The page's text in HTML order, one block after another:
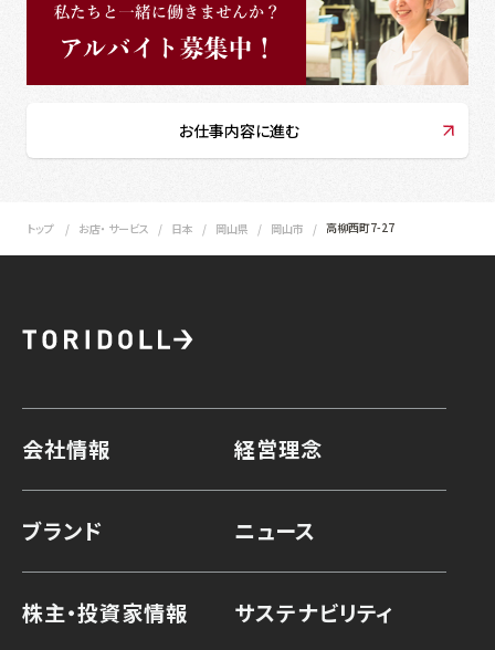
お仕事内容に進む
トップ お店・ サービス 日本 岡山県 岡山市 高柳西町7-27
会社情報 経営理念
ブランド ニュース
株主・投資家情報 サステナビリティ